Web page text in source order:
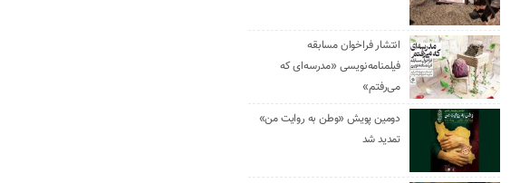
انتشار فراخوان مسابقه
فیلمنامه‌نویسی «مدرسه‌ای که
می‌رفتم»
دومین پویش «وطن به روایت من»
تمدید شد